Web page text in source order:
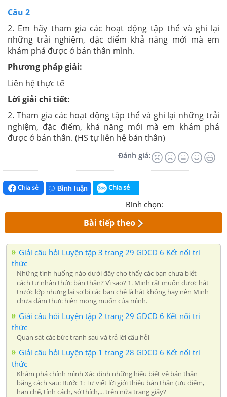
Câu 2
2. Em hãy tham gia các hoạt động tập thể và ghi lại
những trải nghiệm, đặc điểm khả năng mới mà em
khám phá được ở bản thân mình.
Phương pháp giải:
Liên hệ thực tế
Lời giải chi tiết:
2. Tham gia các hoạt động tập thể và ghi lại những trải
nghiệm, đặc điểm, khả năng mới mà em khám phá
được ở bản thân. (HS tự liên hệ bản thân)
Đánh giá:
Chia sẻ Bình luận Chia sẻ
Bình chọn:
Bài tiếp theo
Giải câu hỏi Luyện tập 3 trang 29 GDCD 6 Kết nối tri
thức
Những tình huống nào dưới đây cho thấy các bạn chưa biết
cách tự nhận thức bản thân? Vì sao? 1. Minh rất muốn được hát
trước lớp nhưng lại sợ bị các bạn chê là hát không hay nên Minh
chưa dám thực hiện mong muốn của mình.
Giải câu hỏi Luyện tập 2 trang 29 GDCD 6 Kết nối tri
thức
Quan sát các bức tranh sau và trả lời câu hỏi
Giải câu hỏi Luyện tập 1 trang 28 GDCD 6 Kết nối tri
thức
Khám phá chính mình Xác định những hiểu biết về bản thân
bằng cách sau: Bước 1: Tự viết lời giới thiệu bản thân (ưu điểm,
hạn chế, tính cách, sở thích,... trên nửa trang giấy?